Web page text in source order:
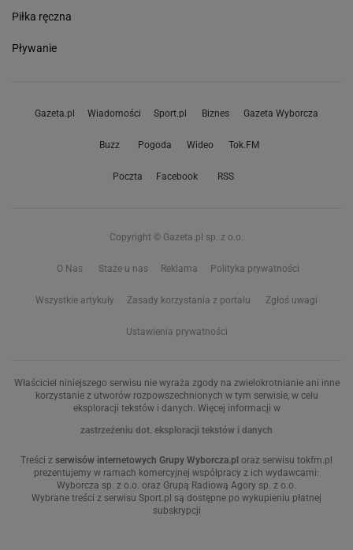
Piłka ręczna
Pływanie
Gazeta.pl Wiadomości Sport.pl Biznes Gazeta Wyborcza
Buzz Pogoda Wideo Tok.FM
Poczta Facebook RSS
Copyright © Gazeta.pl sp. z o.o.
O Nas Staże u nas Reklama Polityka prywatności
Wszystkie artykuły Zasady korzystania z portalu Zgłoś uwagi
Ustawienia prywatności
Właściciel niniejszego serwisu nie wyraża zgody na zwielokrotnianie ani inne
korzystanie z utworów rozpowszechnionych w tym serwisie, w celu
eksploracji tekstów i danych. Więcej informacji w
zastrzeżeniu dot. eksploracji tekstów i danych
Treści z serwisów internetowych Grupy Wyborcza.pl oraz serwisu tokfm.pl
prezentujemy w ramach komercyjnej współpracy z ich wydawcami:
Wyborcza sp. z o.o. oraz Grupą Radiową Agory sp. z o.o.
Wybrane treści z serwisu Sport.pl są dostępne po wykupieniu płatnej
subskrypcji